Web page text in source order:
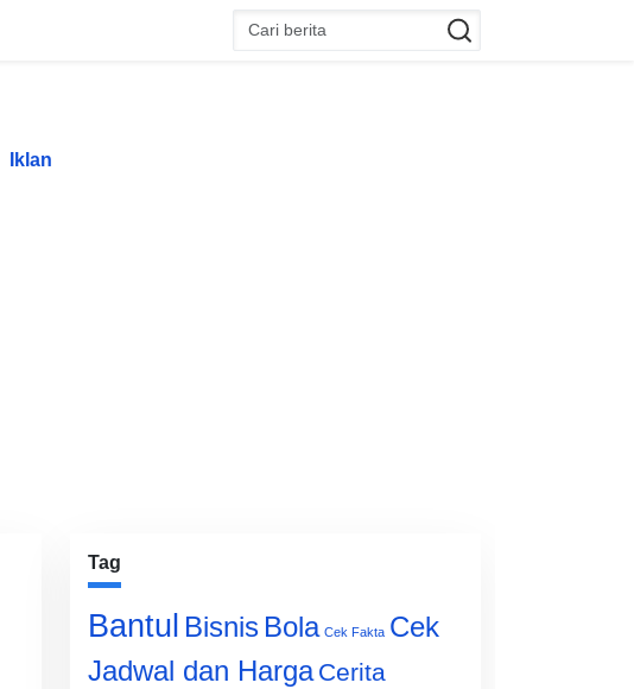
Iklan
Tag
Bantul Bisnis Bola Cek Fakta Cek
Jadwal dan Harga Cerita